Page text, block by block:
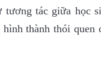
tác giữa học
thành thói